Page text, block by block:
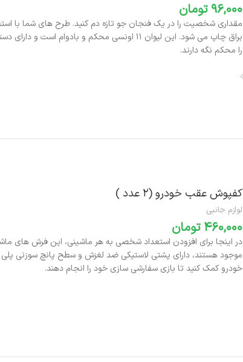
تومان
را محکم نگه دارند.
کفپوش عقب خودرو (‌۲ عدد )‌
لوازم جانبی
تومان
خودرو کمک کنید تا بازی سفارشی سازی خود را انجام دهند.